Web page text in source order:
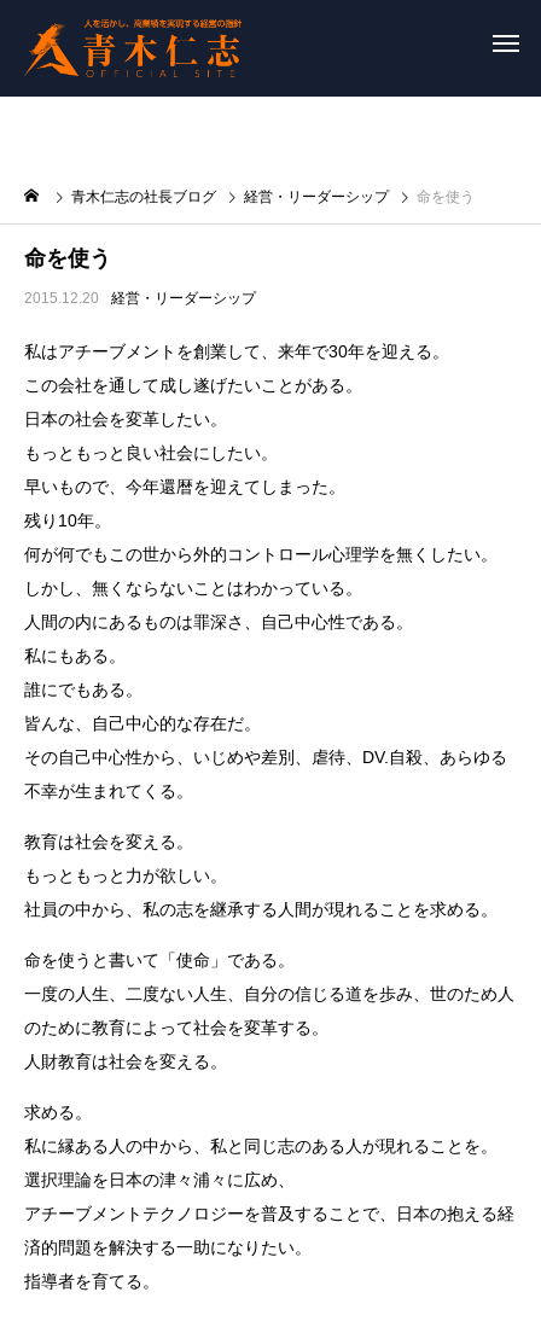
青木仁志の社長ブログ 経営・リーダーシップ 命を使う
命を使う
2015.12.20 経営・リーダーシップ
私はアチーブメントを創業して、来年で30年を迎える。
この会社を通して成し遂げたいことがある。
日本の社会を変革したい。
もっともっと良い社会にしたい。
早いもので、今年還暦を迎えてしまった。
残り10年。
何が何でもこの世から外的コントロール心理学を無くしたい。
しかし、無くならないことはわかっている。
人間の内にあるものは罪深さ、自己中心性である。
私にもある。
誰にでもある。
皆んな、自己中心的な存在だ。
その自己中心性から、いじめや差別、虐待、DV.自殺、あらゆる
不幸が生まれてくる。
教育は社会を変える。
もっともっと力が欲しい。
社員の中から、私の志を継承する人間が現れることを求める。
命を使うと書いて「使命」である。
一度の人生、二度ない人生、自分の信じる道を歩み、世のため人
のために教育によって社会を変革する。
人財教育は社会を変える。
求める。
私に縁ある人の中から、私と同じ志のある人が現れることを。
選択理論を日本の津々浦々に広め、
アチーブメントテクノロジーを普及することで、日本の抱える経
済的問題を解決する一助になりたい。
指導者を育てる。